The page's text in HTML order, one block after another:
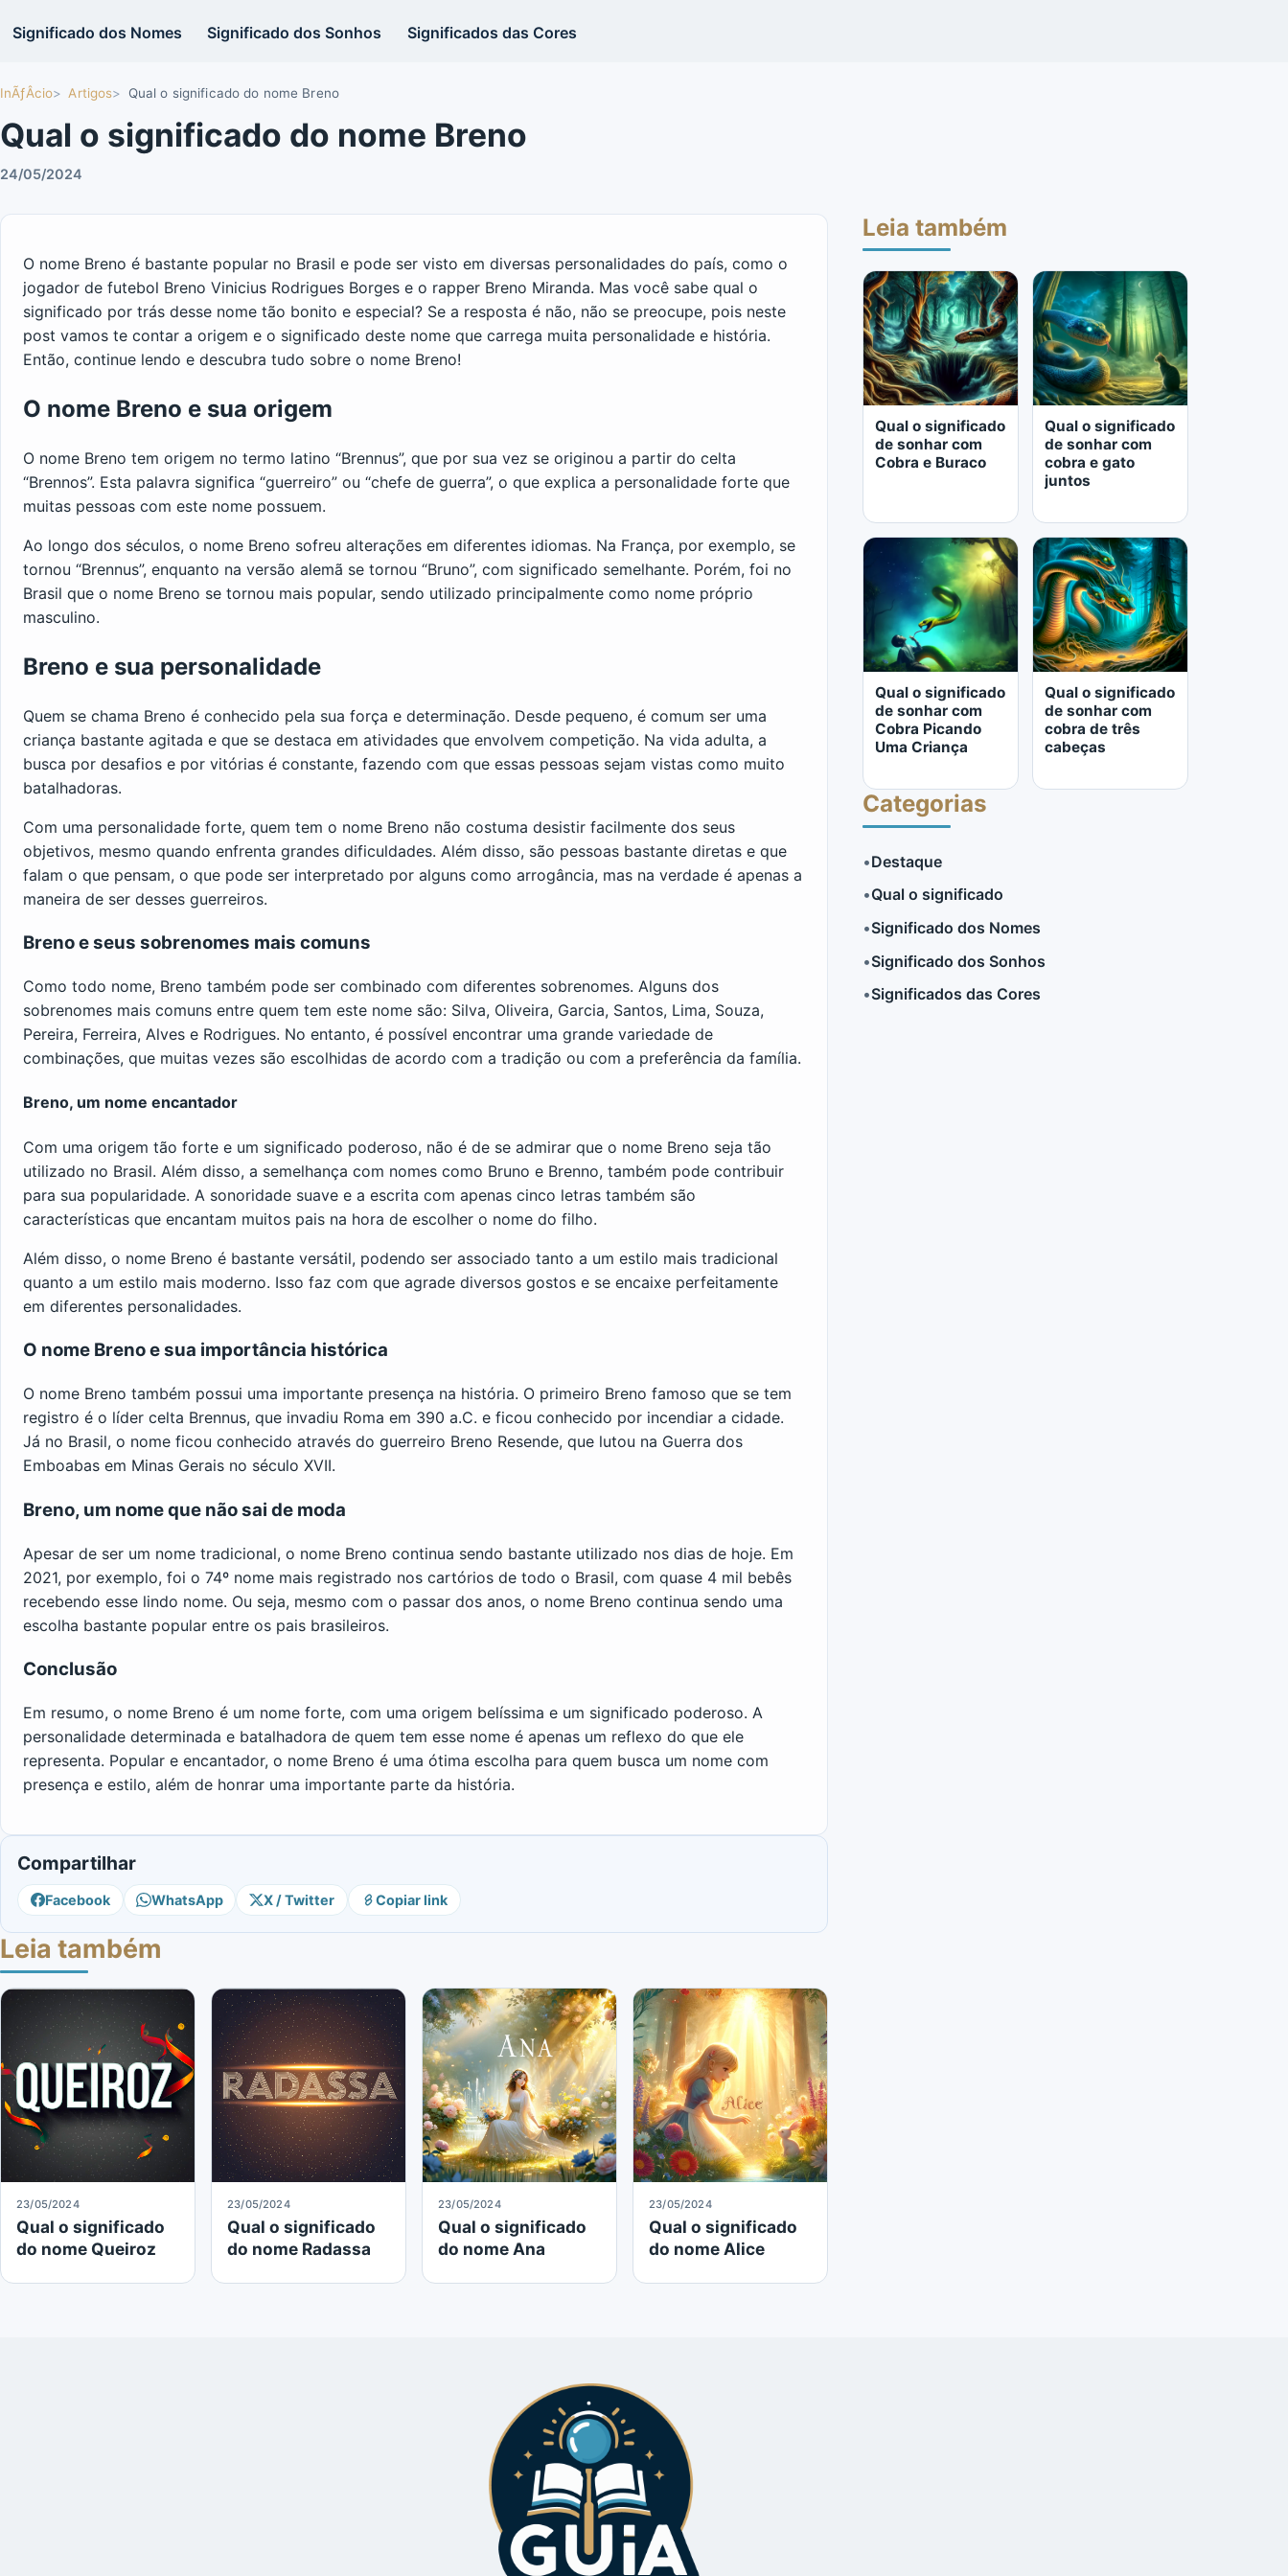
Significado dos Nomes Significado dos Sonhos Significados das Cores
InÃƒÂ­cio Artigos Qual o significado do nome Breno
Qual o significado do nome Breno
24/05/2024
O nome Breno é bastante popular no Brasil e pode ser visto em diversas personalidades do país, como o
jogador de futebol Breno Vinicius Rodrigues Borges e o rapper Breno Miranda. Mas você sabe qual o
significado por trás desse nome tão bonito e especial? Se a resposta é não, não se preocupe, pois neste
post vamos te contar a origem e o significado deste nome que carrega muita personalidade e história.
Então, continue lendo e descubra tudo sobre o nome Breno!
O nome Breno e sua origem
O nome Breno tem origem no termo latino “Brennus”, que por sua vez se originou a partir do celta
“Brennos”. Esta palavra significa “guerreiro” ou “chefe de guerra”, o que explica a personalidade forte que
muitas pessoas com este nome possuem.
Ao longo dos séculos, o nome Breno sofreu alterações em diferentes idiomas. Na França, por exemplo, se
tornou “Brennus”, enquanto na versão alemã se tornou “Bruno”, com significado semelhante. Porém, foi no
Brasil que o nome Breno se tornou mais popular, sendo utilizado principalmente como nome próprio
masculino.
Breno e sua personalidade
Quem se chama Breno é conhecido pela sua força e determinação. Desde pequeno, é comum ser uma
criança bastante agitada e que se destaca em atividades que envolvem competição. Na vida adulta, a
busca por desafios e por vitórias é constante, fazendo com que essas pessoas sejam vistas como muito
batalhadoras.
Com uma personalidade forte, quem tem o nome Breno não costuma desistir facilmente dos seus
objetivos, mesmo quando enfrenta grandes dificuldades. Além disso, são pessoas bastante diretas e que
falam o que pensam, o que pode ser interpretado por alguns como arrogância, mas na verdade é apenas a
maneira de ser desses guerreiros.
Breno e seus sobrenomes mais comuns
Como todo nome, Breno também pode ser combinado com diferentes sobrenomes. Alguns dos
sobrenomes mais comuns entre quem tem este nome são: Silva, Oliveira, Garcia, Santos, Lima, Souza,
Pereira, Ferreira, Alves e Rodrigues. No entanto, é possível encontrar uma grande variedade de
combinações, que muitas vezes são escolhidas de acordo com a tradição ou com a preferência da família.
Breno, um nome encantador
Com uma origem tão forte e um significado poderoso, não é de se admirar que o nome Breno seja tão
utilizado no Brasil. Além disso, a semelhança com nomes como Bruno e Brenno, também pode contribuir
para sua popularidade. A sonoridade suave e a escrita com apenas cinco letras também são
características que encantam muitos pais na hora de escolher o nome do filho.
Além disso, o nome Breno é bastante versátil, podendo ser associado tanto a um estilo mais tradicional
quanto a um estilo mais moderno. Isso faz com que agrade diversos gostos e se encaixe perfeitamente
em diferentes personalidades.
O nome Breno e sua importância histórica
O nome Breno também possui uma importante presença na história. O primeiro Breno famoso que se tem
registro é o líder celta Brennus, que invadiu Roma em 390 a.C. e ficou conhecido por incendiar a cidade.
Já no Brasil, o nome ficou conhecido através do guerreiro Breno Resende, que lutou na Guerra dos
Emboabas em Minas Gerais no século XVII.
Breno, um nome que não sai de moda
Apesar de ser um nome tradicional, o nome Breno continua sendo bastante utilizado nos dias de hoje. Em
2021, por exemplo, foi o 74º nome mais registrado nos cartórios de todo o Brasil, com quase 4 mil bebês
recebendo esse lindo nome. Ou seja, mesmo com o passar dos anos, o nome Breno continua sendo uma
escolha bastante popular entre os pais brasileiros.
Conclusão
Em resumo, o nome Breno é um nome forte, com uma origem belíssima e um significado poderoso. A
personalidade determinada e batalhadora de quem tem esse nome é apenas um reflexo do que ele
representa. Popular e encantador, o nome Breno é uma ótima escolha para quem busca um nome com
presença e estilo, além de honrar uma importante parte da história.
Compartilhar
Facebook WhatsApp X / Twitter Copiar link
Leia também
23/05/2024
Qual o significado
do nome Queiroz
23/05/2024
Qual o significado
do nome Radassa
23/05/2024
Qual o significado
do nome Ana
23/05/2024
Qual o significado
do nome Alice
Leia também
Qual o significado
de sonhar com
Cobra e Buraco
LER MAIS
Qual o significado
de sonhar com
cobra e gato
juntos
LER MAIS
Qual o significado
de sonhar com
Cobra Picando
Uma Criança
LER MAIS
Qual o significado
de sonhar com
cobra de três
cabeças
Categorias
•Destaque
•Qual o significado
•Significado dos Nomes
•Significado dos Sonhos
•Significados das Cores